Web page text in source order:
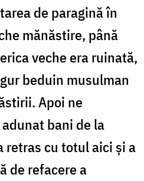
de paragină în
mănăstire, până
veche era ruinată,
beduin musulman
Apoi ne
bani de la
retras cu totul aici și a
de refacere a